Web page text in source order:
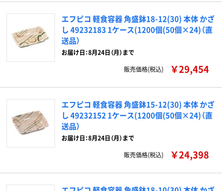
エフピコ 軽食容器 角盛鉢18-12(30) 本体 かざ
し 49232183 1ケース(1200個(50個×24)（直
送品）
お届け日：8月24日（月）まで
販売価格(税込)
￥29,454
エフピコ 軽食容器 角盛鉢15-12(30) 本体 かざ
し 49232152 1ケース(1200個(50個×24)（直
送品）
お届け日：8月24日（月）まで
販売価格(税込)
￥24,398